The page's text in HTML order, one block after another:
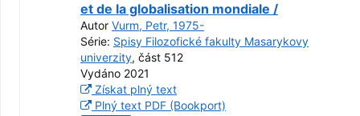
et de la globalisation mondiale /
Autor Vurm, Petr, 1975-
Série: Spisy Filozofické fakulty Masarykovy
univerzity, část 512
Vydáno 2021
Získat plný text
Plný text PDF (Bookport)